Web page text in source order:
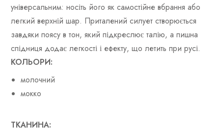
універсальним: носіть його як самостійне вбрання або
легкий верхній шар. Приталений силует створюється
завдяки поясу в тон, який підкреслює талію, а пишна
спідниця додає легкості і ефекту, що летить при русі.
КОЛЬОРИ:
молочний
мокко
ТКАНИНА: